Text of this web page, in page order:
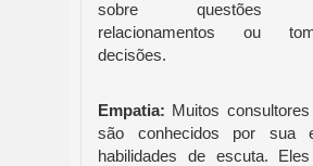
sobre questões
relacionamentos ou
decisões.
Empatia: Muitos
são conhecidos por sua
habilidades de escuta.